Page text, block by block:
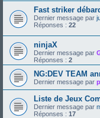
Fast striker
Dernier message par
Réponses : 22
ninjaX
Dernier message par
Réponses : 2
NG:DEV TEAM
Dernier message par
Liste de Jeux
Dernier message par
Réponses : 17